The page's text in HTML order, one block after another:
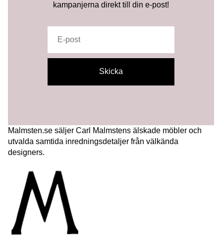
kampanjerna direkt till din e-post!
Malmsten.se säljer Carl Malmstens älskade möbler och
utvalda samtida inredningsdetaljer från välkända
designers.